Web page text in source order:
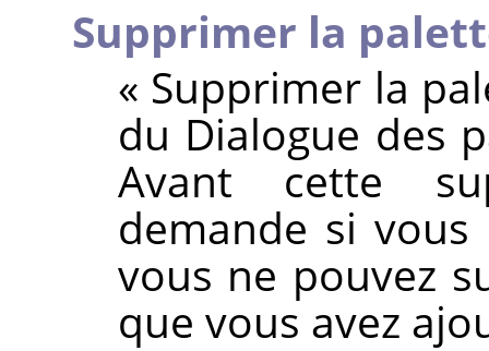
Supprimer la
« Supprimer la
du Dialogue des
Avant cette
demande si vous
vous ne pouvez
que vous avez